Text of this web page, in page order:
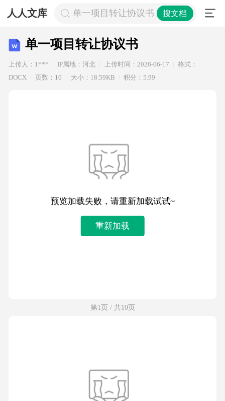
人人文库 单一项目转让协议书 搜文档
单一项目转让协议书
上传人：1*** IP属地：河北 上传时间：2026-06-17
格式：
DOCX
页数：10 大小：18.59KB 积分：5.99
预览加载失败，请重新加载试试~
重新加载
第1页 / 共10页